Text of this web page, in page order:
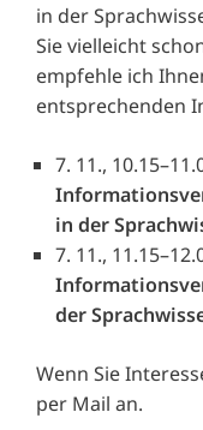
in der
Sie vielleicht
empfehle ich
entsprechenden
7. 11.,
in der
7. 11.,
der
Wenn Sie
per Mail an.